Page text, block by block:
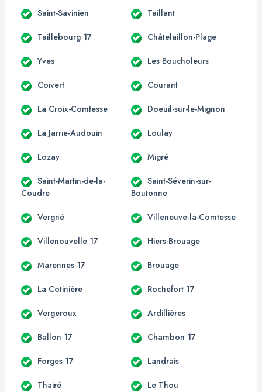
Saint-Savinien Taillant
Taillebourg 17 Châtelaillon-Plage
Yves Les Boucholeurs
Coivert Courant
La Croix-Comtesse Doeuil-sur-le-Mignon
La Jarrie-Audouin Loulay
Lozay Migré
Saint-Martin-de-la-
Coudre
Saint-Séverin-sur-
Boutonne
Vergné Villeneuve-la-Comtesse
Villenouvelle 17 Hiers-Brouage
Marennes 17 Brouage
La Cotinière Rochefort 17
Vergeroux Ardillières
Ballon 17 Chambon 17
Forges 17 Landrais
Thairé Le Thou